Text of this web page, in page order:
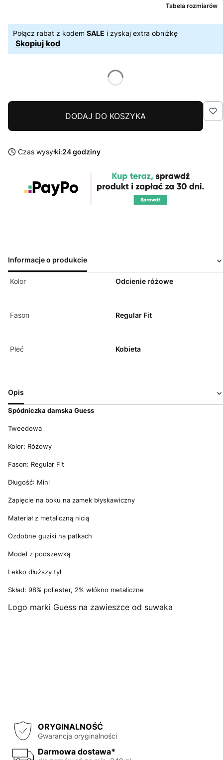
Tabela rozmiarów
Połącz rabat z kodem SALE i zyskaj extra obniżkę
Skopiuj kod
DODAJ DO KOSZYKA
Czas wysyłki:24 godziny
Informacje o produkcie
Kolor Odcienie różowe
Fason Regular Fit
Płeć Kobieta
Opis
Spódniczka damska Guess
Tweedowa
Kolor: Różowy
Fason: Regular Fit
Długość: Mini
Zapięcie na boku na zamek błyskawiczny
Materiał z metaliczną nicią
Ozdobne guziki na patkach
Model z podszewką
Lekko dłuższy tył
Skład: 98% poliester, 2% włókno metaliczne
Logo marki Guess na zawieszce od suwaka
ORYGINALNOŚĆ
Gwarancja oryginalności
Darmowa dostawa*